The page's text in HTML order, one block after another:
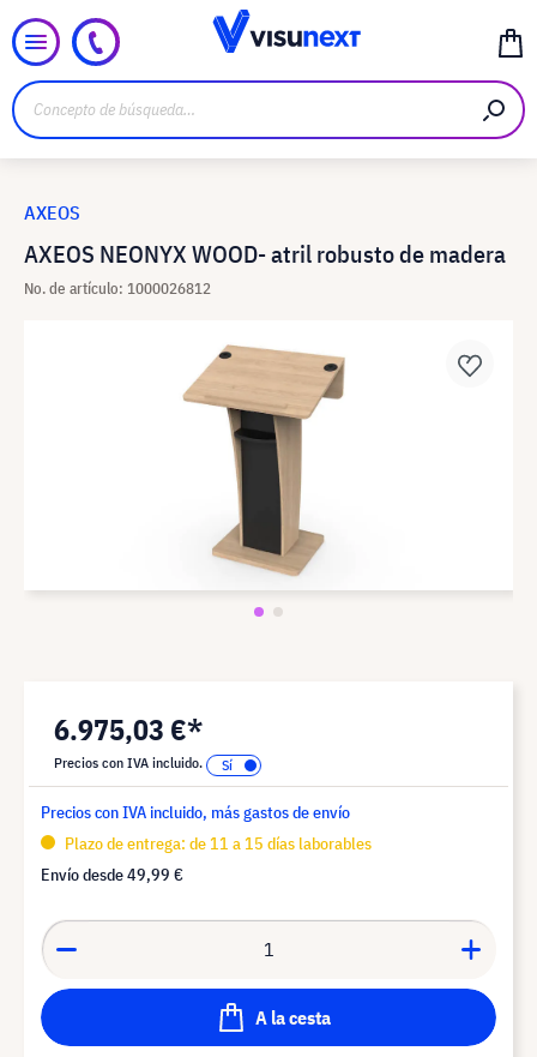
AXEOS NEONYX WOOD- atril robusto de madera
No. de artículo: 1000026812
AXEOS
6.975,03 €*
Precios con IVA incluido.
Precios con IVA incluido, más gastos de envío
Plazo de entrega: de 11 a 15 días laborables
Envío desde49,99 €
A la cesta